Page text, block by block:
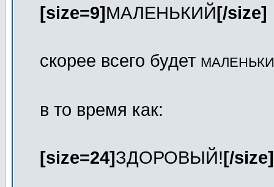
[size=9]МАЛЕНЬКИЙ[/size]
скорее всего будет
в то время как:
[size=24]ЗДОРОВЫЙ![/size]